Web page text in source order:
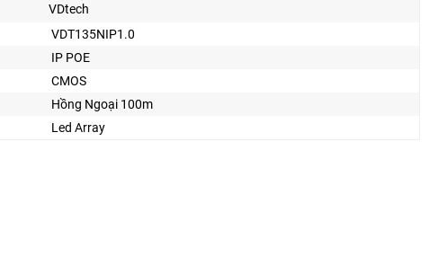
VDtech
VDT135NIP1.0
IP POE
CMOS
Hồng Ngoại 100m
Led Array